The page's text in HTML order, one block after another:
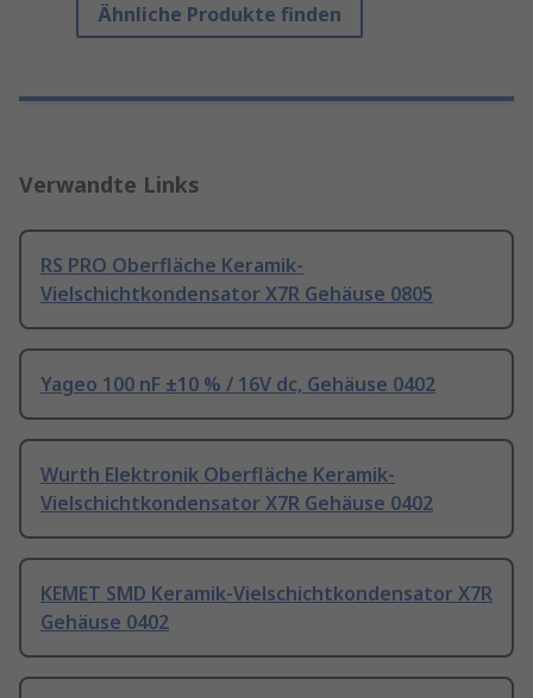
Ähnliche Produkte finden
Verwandte Links
RS PRO Oberfläche Keramik-
Vielschichtkondensator X7R Gehäuse 0805
Yageo 100 nF ±10 % / 16V dc, Gehäuse 0402
Wurth Elektronik Oberfläche Keramik-
Vielschichtkondensator X7R Gehäuse 0402
KEMET SMD Keramik-Vielschichtkondensator X7R
Gehäuse 0402